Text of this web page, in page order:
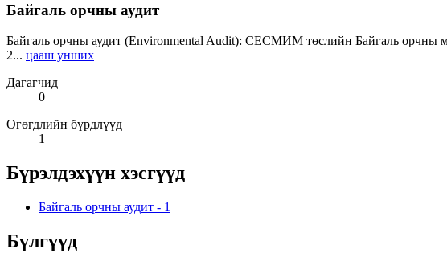
Байгаль орчны аудит
Байгаль орчны аудит (Environmental Audit): СЕСМИМ төслийн Байгаль орчны
2... цааш унших
Дагагчид
0
Өгөгдлийн бүрдлүүд
1
Бүрэлдэхүүн хэсгүүд
Байгаль орчны аудит - 1
Бүлгүүд